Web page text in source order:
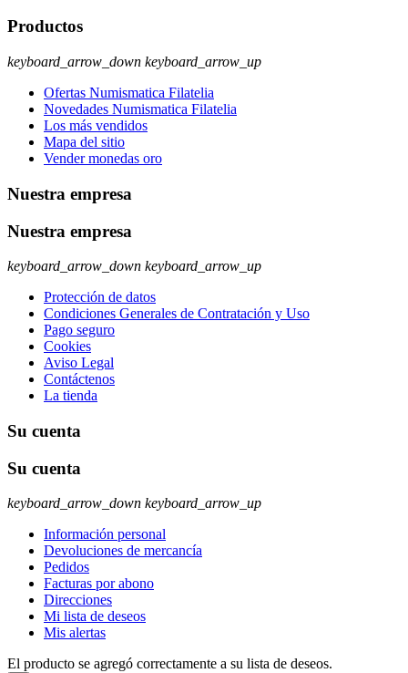
Productos
keyboard_arrow_down keyboard_arrow_up
Ofertas Numismatica Filatelia
Novedades Numismatica Filatelia
Los más vendidos
Mapa del sitio
Vender monedas oro
Nuestra empresa
Nuestra empresa
keyboard_arrow_down keyboard_arrow_up
Protección de datos
Condiciones Generales de Contratación y Uso
Pago seguro
Cookies
Aviso Legal
Contáctenos
La tienda
Su cuenta
Su cuenta
keyboard_arrow_down keyboard_arrow_up
Información personal
Devoluciones de mercancía
Pedidos
Facturas por abono
Direcciones
Mi lista de deseos
Mis alertas
El producto se agregó correctamente a su lista de deseos.